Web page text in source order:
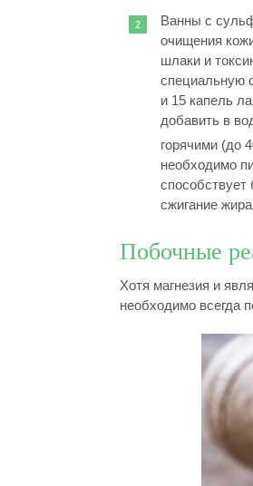
Ванны с
очищения
шлаки и
специальную
и 15 капель
добавить в
горячими (до
необходимо
сжигание
Побочные
Хотя магнезия и
необходимо всегда